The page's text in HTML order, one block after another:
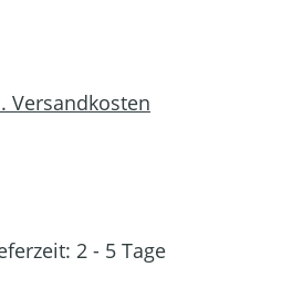
Versandkosten
2 - 5 Tage